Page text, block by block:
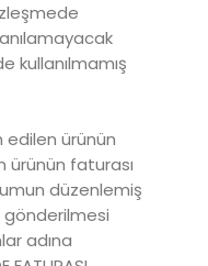
kullanılmamış
edilen ürünün
ürünün faturası
düzenlemiş
adına